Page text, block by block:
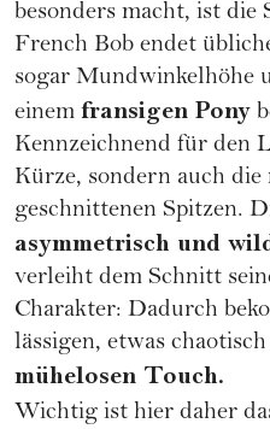
besonders macht, ist
French Bob endet
sogar Mundwinkelhöhe
einem fransigen Pony
Kennzeichnend für den
Kürze, sondern auch
geschnittenen Spitzen.
asymmetrisch und
verleiht dem Schnitt
Charakter: Dadurch
lässigen, etwas
mühelosen Touch.
Wichtig ist hier daher